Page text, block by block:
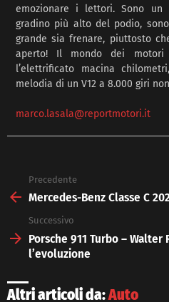
emozionare i lettori. Sono un
gradino più alto del podio,
grande sia frenare, piuttosto
aperto! Il mondo dei motori
l’elettrificato macina
melodia di un V12 a 8.000 giri
marco.lasala@reportmotori.it
more
Precedente
Mercedes-Benz Classe C
Successivo
Porsche 911 Turbo – Walter
l’evoluzione
Altri articoli da:Auto